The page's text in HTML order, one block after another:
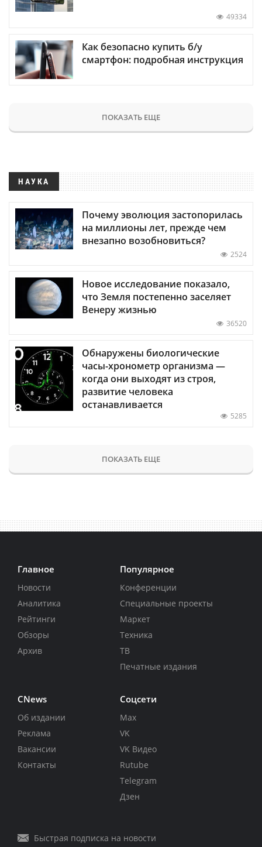
49334
Как безопасно купить б/у
смартфон: подробная инструкция
ПОКАЗАТЬ ЕЩЕ
НАУКА
Почему эволюция застопорилась
на миллионы лет, прежде чем
внезапно возобновиться?
2524
Новое исследование показало,
что Земля постепенно заселяет
Венеру жизнью
36520
Обнаружены биологические
часы-хронометр организма —
когда они выходят из строя,
развитие человека
останавливается
5285
ПОКАЗАТЬ ЕЩЕ
Главное
Новости
Аналитика
Рейтинги
Обзоры
Архив
Популярное
Конференции
Специальные проекты
Маркет
Техника
ТВ
Печатные издания
CNews
Об издании
Реклама
Вакансии
Контакты
Соцсети
Max
VK
VK Видео
Rutube
Telegram
Дзен
Быстрая подписка на новости